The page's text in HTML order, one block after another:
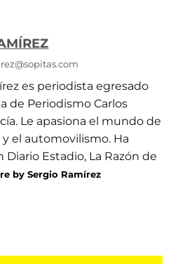
es periodista egresado
de Periodismo Carlos
Le apasiona el mundo de
y el automovilismo. Ha
Diario Estadio, La Razón de
by Sergio Ramírez